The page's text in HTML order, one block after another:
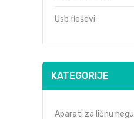
Usb fleševi
KATEGORIJE
Aparati za ličnu negu